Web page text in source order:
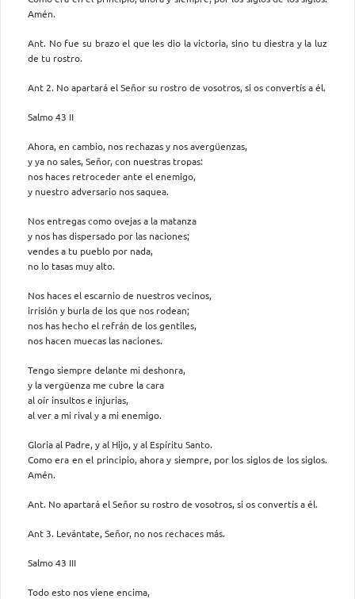
Amén.
Ant. No fue su brazo el que les dio la victoria, sino tu diestra y la luz
de tu rostro.
Ant 2. No apartará el Señor su rostro de vosotros, si os convertís a él.
Salmo 43 II
Ahora, en cambio, nos rechazas y nos avergüenzas,
y ya no sales, Señor, con nuestras tropas:
nos haces retroceder ante el enemigo,
y nuestro adversario nos saquea.
Nos entregas como ovejas a la matanza
y nos has dispersado por las naciones;
vendes a tu pueblo por nada,
no lo tasas muy alto.
Nos haces el escarnio de nuestros vecinos,
irrisión y burla de los que nos rodean;
nos has hecho el refrán de los gentiles,
nos hacen muecas las naciones.
Tengo siempre delante mi deshonra,
y la vergüenza me cubre la cara
al oír insultos e injurias,
al ver a mi rival y a mi enemigo.
Gloria al Padre, y al Hijo, y al Espíritu Santo.
Como era en el principio, ahora y siempre, por los siglos de los siglos.
Amén.
Ant. No apartará el Señor su rostro de vosotros, si os convertís a él.
Ant 3. Levántate, Señor, no nos rechaces más.
Salmo 43 III
Todo esto nos viene encima,